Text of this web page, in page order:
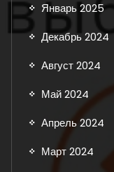
Январь 2025
Декабрь 2024
Август 2024
Май 2024
Апрель 2024
Март 2024